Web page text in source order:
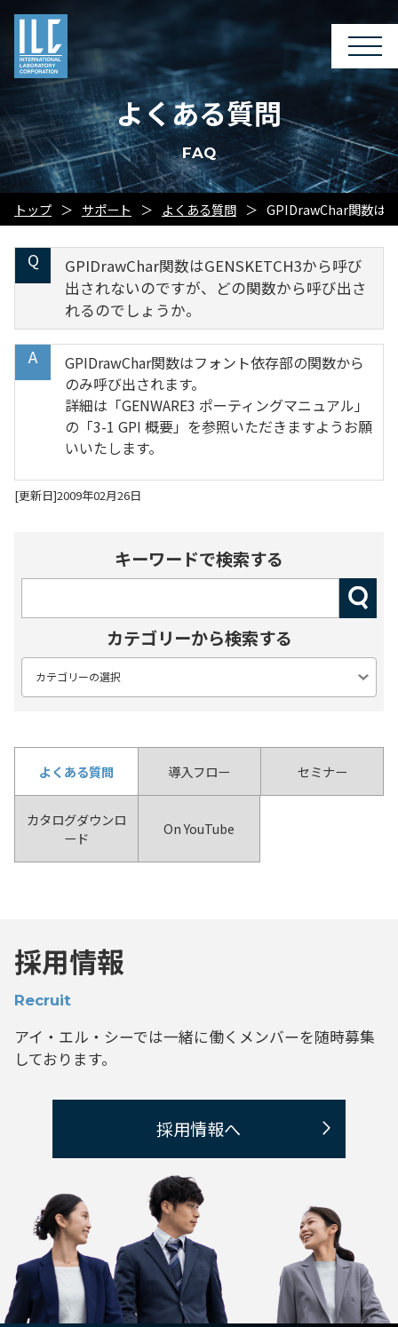
よくある質問
FAQ
トップ サポート よくある質問 GPIDrawChar関数は
GPIDrawChar関数はGENSKETCH3から呼び
出されないのですが、どの関数から呼び出さ
れるのでしょうか。
GPIDrawChar関数はフォント依存部の関数から
のみ呼び出されます。
詳細は「GENWARE3 ポーティングマニュアル」
の「3-1 GPI 概要」を参照いただきますようお願
いいたします。
[更新日]2009年02月26日
キーワードで検索する
カテゴリーから検索する
よくある質問 導入フロー セミナー
カタログダウンロ
ード
On YouTube
採用情報
Recruit
アイ・エル・シーでは一緒に働くメンバーを随時募集
しております。
採用情報へ